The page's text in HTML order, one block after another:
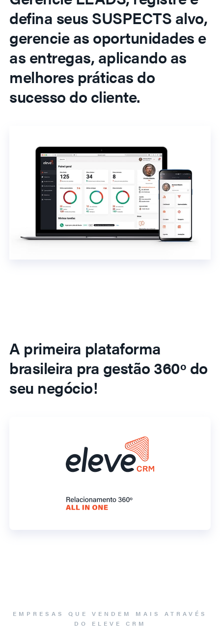
defina seus SUSPECTS alvo,
gerencie as oportunidades e
as entregas, aplicando as
melhores práticas do
sucesso do cliente.
A primeira plataforma
brasileira pra gestão 360º do
seu negócio!
EMPRESAS QUE VENDEM MAIS ATRAVÉS
DO ELEVE CRM